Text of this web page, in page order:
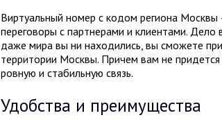
Виртуальный номер с кодом региона
переговоры с партнерами и клиентами. Дело
даже мира вы ни находились, вы сможете
территории Москвы. Причем вам не придется
ровную и стабильную связь.
Удобства и преимущества